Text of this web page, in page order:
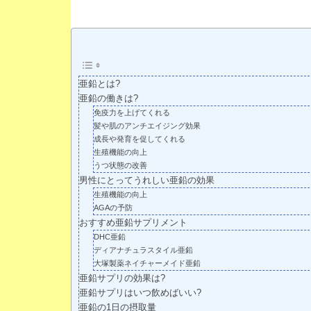
亜鉛とは?
亜鉛の働きは?
免疫力を上げてくれる
髪や肌のアンチエイジング効果
成長や発育を促してくれる
生殖機能の向上
うつ状態の改善
男性にとってうれしい亜鉛の効果
生殖機能の向上
AGAの予防
おすすめ亜鉛サプリメント
DHC亜鉛
ディアナチュラスタイル亜鉛
大塚製薬ネイチャーメイド亜鉛
亜鉛サプリの効果は?
亜鉛サプリはいつ飲めばいい?
亜鉛の1日の摂取量